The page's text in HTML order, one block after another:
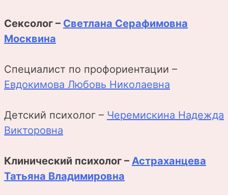
Сексолог – Светлана Серафимовна
Москвина
Специалист по профориентации –
Евдокимова Любовь Николаевна
Детский психолог – Черемискина Надежда
Викторовна
Клинический психолог – Астраханцева
Татьяна Владимировна